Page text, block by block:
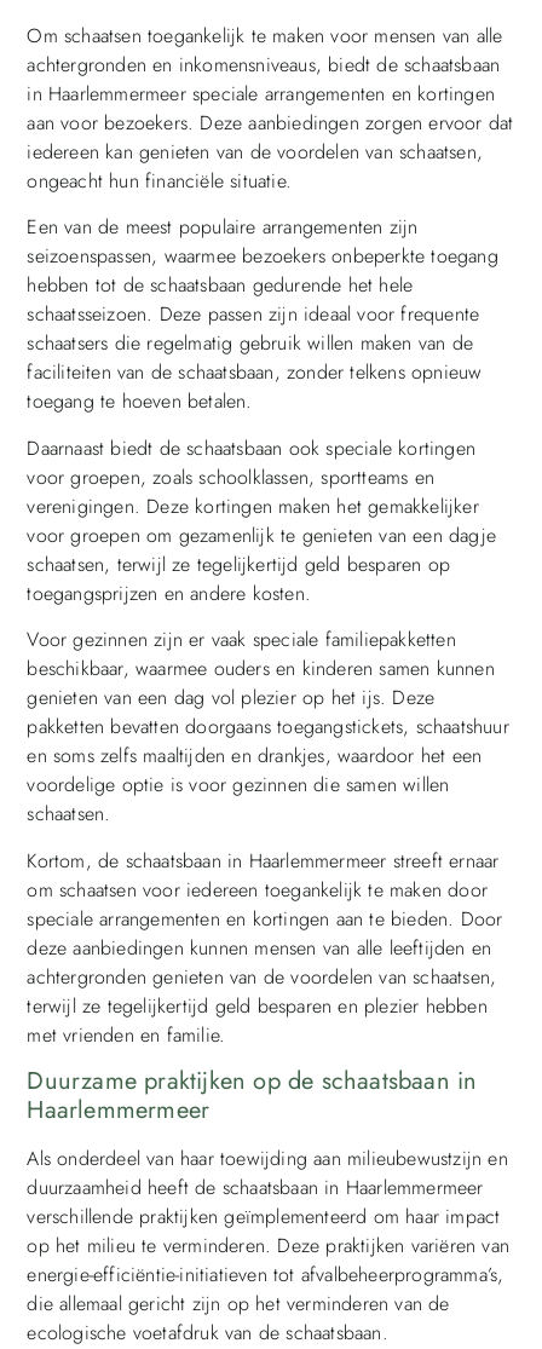
Om schaatsen toegankelijk te maken voor mensen van alle
achtergronden en inkomensniveaus, biedt de schaatsbaan
in Haarlemmermeer speciale arrangementen en kortingen
aan voor bezoekers. Deze aanbiedingen zorgen ervoor dat
iedereen kan genieten van de voordelen van schaatsen,
ongeacht hun financiële situatie.
Een van de meest populaire arrangementen zijn
seizoenspassen, waarmee bezoekers onbeperkte toegang
hebben tot de schaatsbaan gedurende het hele
schaatsseizoen. Deze passen zijn ideaal voor frequente
schaatsers die regelmatig gebruik willen maken van de
faciliteiten van de schaatsbaan, zonder telkens opnieuw
toegang te hoeven betalen.
Daarnaast biedt de schaatsbaan ook speciale kortingen
voor groepen, zoals schoolklassen, sportteams en
verenigingen. Deze kortingen maken het gemakkelijker
voor groepen om gezamenlijk te genieten van een dagje
schaatsen, terwijl ze tegelijkertijd geld besparen op
toegangsprijzen en andere kosten.
Voor gezinnen zijn er vaak speciale familiepakketten
beschikbaar, waarmee ouders en kinderen samen kunnen
genieten van een dag vol plezier op het ijs. Deze
pakketten bevatten doorgaans toegangstickets, schaatshuur
en soms zelfs maaltijden en drankjes, waardoor het een
voordelige optie is voor gezinnen die samen willen
schaatsen.
Kortom, de schaatsbaan in Haarlemmermeer streeft ernaar
om schaatsen voor iedereen toegankelijk te maken door
speciale arrangementen en kortingen aan te bieden. Door
deze aanbiedingen kunnen mensen van alle leeftijden en
achtergronden genieten van de voordelen van schaatsen,
terwijl ze tegelijkertijd geld besparen en plezier hebben
met vrienden en familie.
Duurzame praktijken op de schaatsbaan in
Haarlemmermeer
Als onderdeel van haar toewijding aan milieubewustzijn en
duurzaamheid heeft de schaatsbaan in Haarlemmermeer
verschillende praktijken geïmplementeerd om haar impact
op het milieu te verminderen. Deze praktijken variëren van
energie-efficiëntie-initiatieven tot afvalbeheerprogramma’s,
die allemaal gericht zijn op het verminderen van de
ecologische voetafdruk van de schaatsbaan.